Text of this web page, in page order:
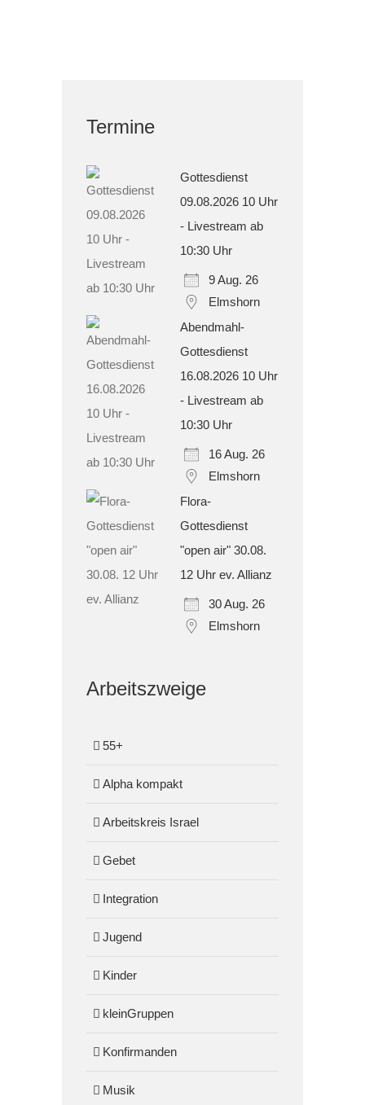
Termine
Gottesdienst
09.08.2026 10 Uhr
- Livestream ab
10:30 Uhr
9 Aug. 26
Elmshorn
Abendmahl-
Gottesdienst
16.08.2026 10 Uhr
- Livestream ab
10:30 Uhr
16 Aug. 26
Elmshorn
Flora-
Gottesdienst
"open air" 30.08.
12 Uhr ev. Allianz
30 Aug. 26
Elmshorn
Arbeitszweige
55+
Alpha kompakt
Arbeitskreis Israel
Gebet
Integration
Jugend
Kinder
kleinGruppen
Konfirmanden
Musik